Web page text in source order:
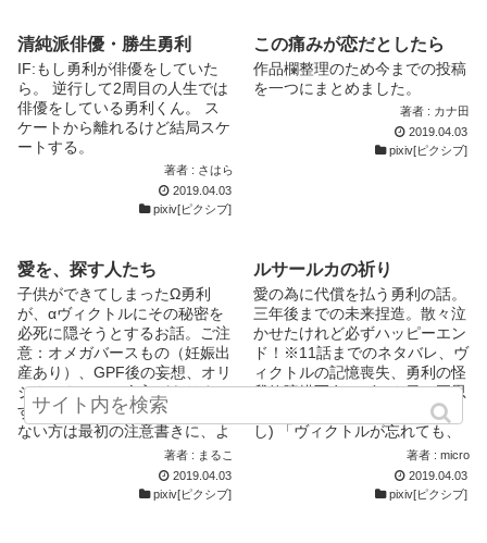
清純派俳優・勝生勇利
IF:もし勇利が俳優をしていた
ら。 逆行して2周目の人生では
俳優をしている勇利くん。 ス
ケートから離れるけど結局スケ
ートする。
著者 : さはら
2019.04.03
pixiv[ピクシブ]
この痛みが恋だとしたら
作品欄整理のため今までの投稿
を一つにまとめました。
著者 : カナ田
2019.04.03
pixiv[ピクシブ]
愛を、探す人たち
子供ができてしまったΩ勇利
が、αヴィクトルにその秘密を
必死に隠そうとするお話。ご注
意：オメガバースもの（妊娠出
産あり）、GPF後の妄想、オリ
ジナルキャラの介入がありま
す。お気をつけください。問題
ない方は最初の注意書きに、よ
く目を通していただ...著者 : まるこ
2019.04.03
pixiv[ピクシブ]
ルサールカの祈り
愛の為に代償を払う勇利の話。
三年後までの未来捏造。散々泣
かせたけれど必ずハッピーエン
ド！※11話までのネタバレ、ヴ
ィクトルの記憶喪失、勇利の怪
我故障描写有。ヴィク勇は両思
い。ユリオ大活躍(恋愛要素な
し) 「ヴィクトルが忘れても、
著者 : micro
2019.04.03
pixiv[ピクシブ]